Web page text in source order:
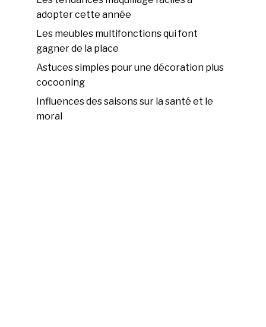
adopter cette année
Les meubles multifonctions qui font
gagner de la place
Astuces simples pour une décoration plus
cocooning
Influences des saisons sur la santé et le
moral